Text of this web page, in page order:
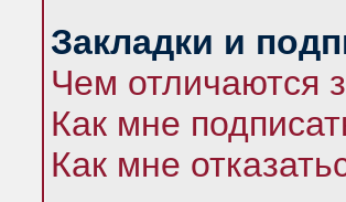
Закладки и
Чем отличаются
Как мне
Как мне